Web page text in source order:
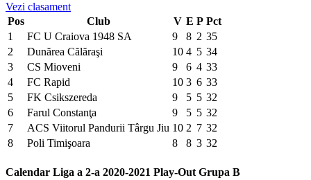
Vezi clasament
Pos
Club V E P Pct
1
FC U Craiova 1948 SA 9 8 2 35
2
Dunărea Călăraşi 10 4 5 34
3
CS Mioveni 9 6 4 33
4
FC Rapid 10 3 6 33
5
FK Csikszereda 9 5 5 32
6
Farul Constanţa 9 5 5 32
7
ACS Viitorul Pandurii Târgu Jiu 10 2 7 32
8
Poli Timişoara 8 8 3 32
Calendar Liga a 2-a 2020-2021 Play-Out Grupa B